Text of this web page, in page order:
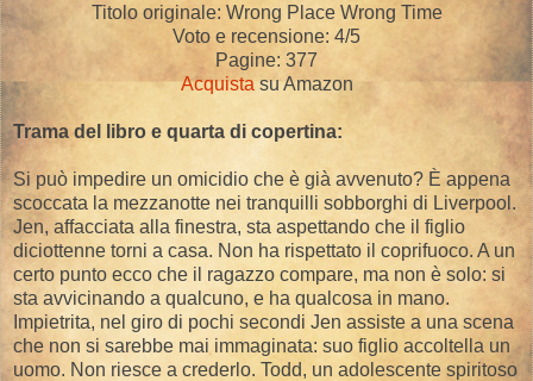
Titolo originale: Wrong Place Wrong Time
Voto e recensione: 4/5
Pagine: 377
Acquistasu Amazon
Trama del libro e quarta di copertina:
Si può impedire un omicidio che è già avvenuto? È appena
scoccata la mezzanotte nei tranquilli sobborghi di Liverpool.
Jen, affacciata alla finestra, sta aspettando che il figlio
diciottenne torni a casa. Non ha rispettato il coprifuoco. A un
certo punto ecco che il ragazzo compare, ma non è solo: si
sta avvicinando a qualcuno, e ha qualcosa in mano.
Impietrita, nel giro di pochi secondi Jen assiste a una scena
che non si sarebbe mai immaginata: suo figlio accoltella un
uomo. Non riesce a crederlo. Todd, un adolescente spiritoso